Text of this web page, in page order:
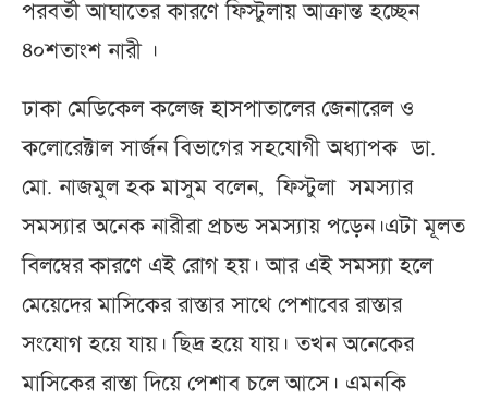
পরবর্তী আঘাতের কারণে ফিস্টুলায় আক্রান্ত হচ্ছেন
৪০শতাংশ নারী ।
ঢাকা মেডিকেল কলেজ হাসপাতালের জেনারেল ও
কলোরেক্টাল সার্জন বিভাগের সহযোগী অধ্যাপক ডা.
মো. নাজমুল হক মাসুম বলেন, ফিস্টুলা সমস্যার
সমস্যার অনেক নারীরা প্রচন্ড সমস্যায় পড়েন।এটা মূলত
বিলম্বের কারণে এই রোগ হয়। আর এই সমস্যা হলে
মেয়েদের মাসিকের রাস্তার সাথে পেশাবের রাস্তার
সংযোগ হয়ে যায়। ছিদ্র হয়ে যায়। তখন অনেকের
মাসিকের রাস্তা দিয়ে পেশাব চলে আসে। এমনকি